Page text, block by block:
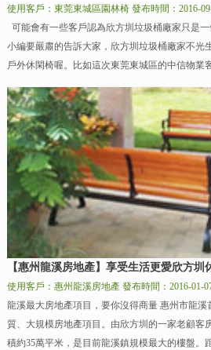
使用客戶：東莞東城區園林椅 發布時間：2016-
可能會有一些客戶認為欣方圳垃圾桶廠家只是
小編要嚴肅的告訴大家，欣方圳垃圾桶廠家不光
戶外休閑椅喔。比如這次東莞東城區的中信物業
【惠州龍溪房地產】享受生活更愛欣方圳
使用客戶：惠州龍溪房地產 發布時間：2016-01-
龍溪最大房地產項目，要你沒得商量 惠州市龍
質、大規模房地產項目。由欣方圳的一家老顧客
積約35萬平米，是目前龍溪鎮規模最大的樓盤。